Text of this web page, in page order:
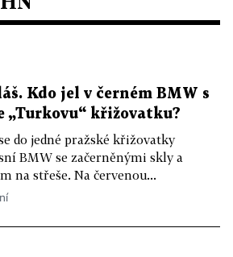
Kdo jel v černém BMW s
„Turkovu“ křižovatku?
do jedné pražské křižovatky
BMW se začerněnými skly a
na střeše. Na červenou...